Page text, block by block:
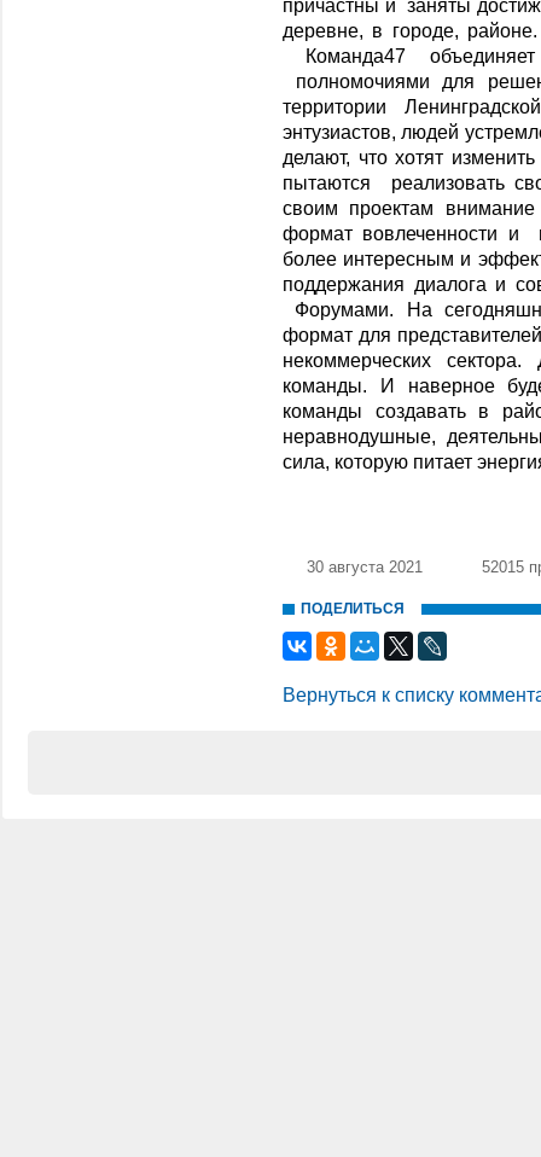
причастны и заняты
деревне, в городе,
Команда47
полномочиями для
территории
энтузиастов, людей
делают, что хотят
пытаются реализовать
своим проектам
формат вовлеченности и
более интересным и
поддержания диалога и
Форумами. На
формат для
некоммерческих
команды. И наверное
команды создавать в
неравнодушные,
сила, которую питает
30 августа 2021 52015
ПОДЕЛИТЬСЯ
Вернуться к списку